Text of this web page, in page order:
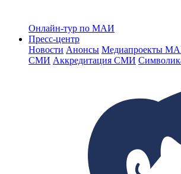
Онлайн-тур по МАИ
Пресс-центр
Новости Анонсы Медиапроекты
СМИ Аккредитация СМИ